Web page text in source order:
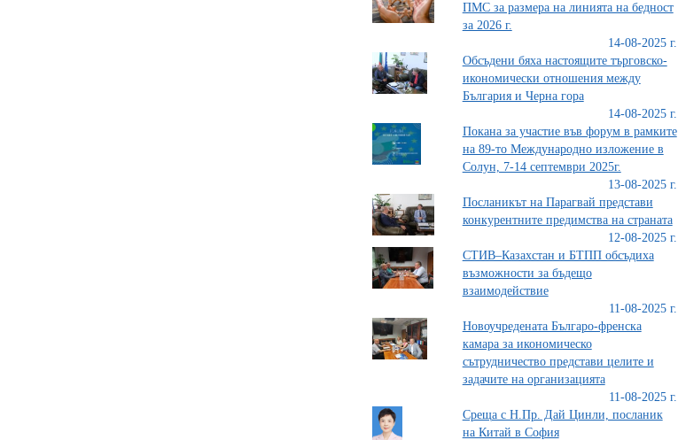
ПМС за размера на линията на бедност
за 2026 г.
14-08-2025 г.
Обсъдени бяха настоящите търговско-
икономически отношения между
България и Черна гора
14-08-2025 г.
Покана за участие във форум в рамките
на 89-то Международно изложение в
Солун, 7-14 септември 2025г.
13-08-2025 г.
Посланикът на Парагвай представи
конкурентните предимства на страната
12-08-2025 г.
СТИВ–Казахстан и БТПП обсъдиха
възможности за бъдещо
взаимодействие
11-08-2025 г.
Новоучредената Българо-френска
камара за икономическо
сътрудничество представи целите и
задачите на организацията
11-08-2025 г.
Среща с Н.Пр. Дай Цинли, посланик
на Китай в София